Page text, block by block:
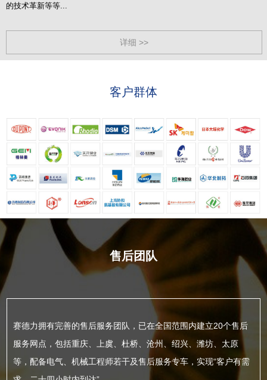
的技术革新等等...
详细 >>
客户群体
售后团队
赛德力拥有完善的售后服务团队，已在全国范围内建立20个售后
服务网点，包括重庆、上虞、杜桥、沧州、绍兴、潍坊、太原
等，配备电气、机械工程师若干及售后服务专车，实现“客户有需